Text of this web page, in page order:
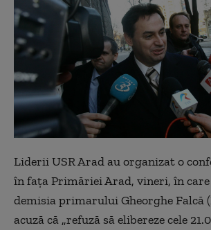
Liderii USR Arad au organizat o
în faţa Primăriei Arad, vineri, în
demisia primarului Gheorghe Falcă
acuză că „refuză să elibereze cele